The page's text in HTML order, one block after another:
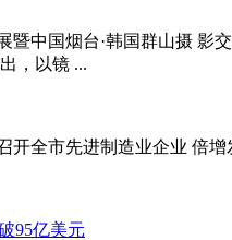
暨中国烟台·韩国群山摄
，以镜 ...
开全市先进制造业企业 倍
95亿美元